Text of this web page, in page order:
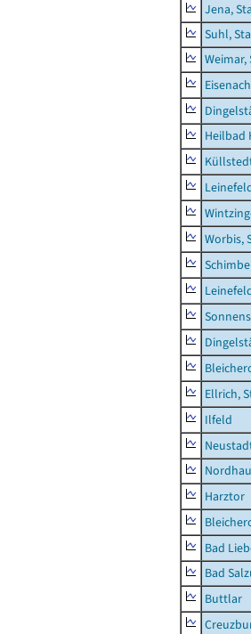
Jena,
Suhl,
Weimar,
Heilbad
Worbis,
Ellrich,
Ilfeld
Harztor
Bad
Bad
Buttlar